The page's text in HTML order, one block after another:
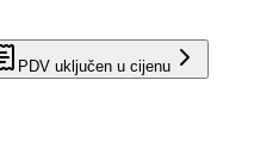
PDV uključen u cijenu